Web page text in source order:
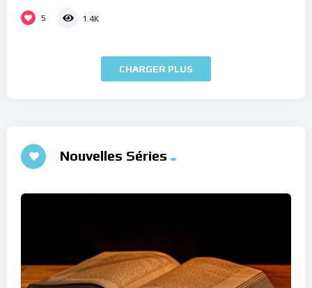
5 1.4K
CHARGER PLUS
Nouvelles Séries